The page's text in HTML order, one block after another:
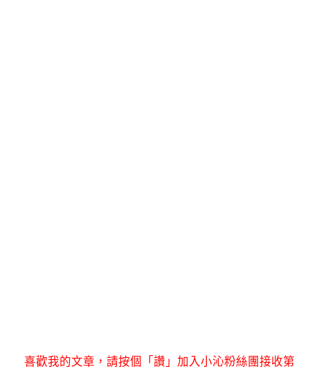
喜歡我的文章，請按個「讚」加入小沁粉絲團接收第